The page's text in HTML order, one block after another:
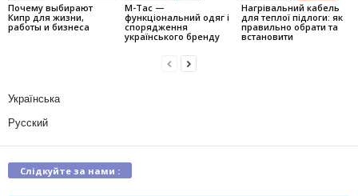
Почему выбирают
Кипр для жизни,
работы и бизнеса
M-Tac —
функціональний одяг і
спорядження
українського бренду
Нагрівальний кабель
для теплої підлоги: як
правильно обрати та
встановити
Українська
Русский
Слідкуйте за нами :